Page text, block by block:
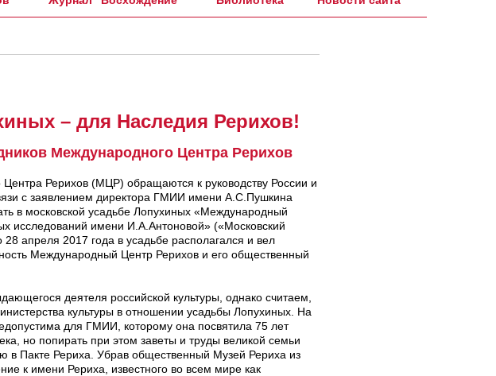
– для Наследия Рерихов!
Международного Центра Рерихов
Рерихов (МЦР) обращаются к руководству России и
с заявлением директора ГМИИ имени А.С.Пушкина
в московской усадьбе Лопухиных «Международный
исследований имени И.А.Антоновой» («Московский
апреля 2017 года в усадьбе располагался и вел
Международный Центр Рерихов и его общественный
деятеля российской культуры, однако считаем,
культуры в отношении усадьбы Лопухиных. На
для ГМИИ, которому она посвятила 75 лет
но попирать при этом заветы и труды великой семьи
в Пакте Рериха. Убрав общественный Музей Рериха из
к имени Рериха, известного во всем мире как